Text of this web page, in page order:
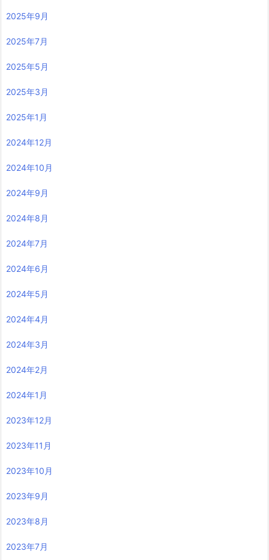
2025年9月
2025年7月
2025年5月
2025年3月
2025年1月
2024年12月
2024年10月
2024年9月
2024年8月
2024年7月
2024年6月
2024年5月
2024年4月
2024年3月
2024年2月
2024年1月
2023年12月
2023年11月
2023年10月
2023年9月
2023年8月
2023年7月